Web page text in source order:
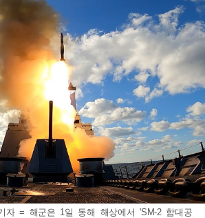
자 = 해군은 1일 동해 해상에서 'SM-2 함대공